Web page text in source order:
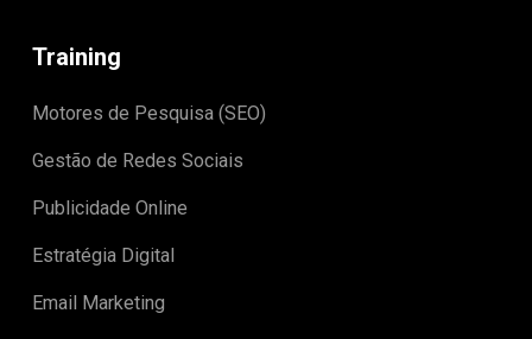
Training
Motores de Pesquisa (SEO)
Gestão de Redes Sociais
Publicidade Online
Estratégia Digital
Email Marketing